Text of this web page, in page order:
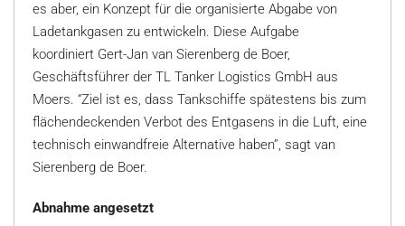
es aber, ein Konzept für die organisierte Abgabe von
Ladetankgasen zu entwickeln. Diese Aufgabe
koordiniert Gert-Jan van Sierenberg de Boer,
Geschäftsführer der TL Tanker Logistics GmbH aus
Moers. “Ziel ist es, dass Tankschiffe spätestens bis zum
flächendeckenden Verbot des Entgasens in die Luft, eine
technisch einwandfreie Alternative haben”, sagt van
Sierenberg de Boer.
Abnahme angesetzt